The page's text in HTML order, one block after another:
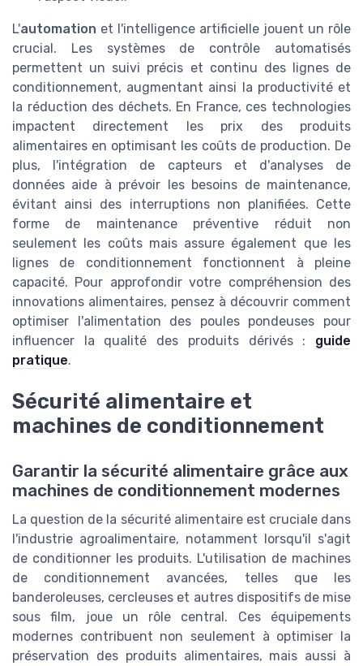
L'automation et l'intelligence artificielle jouent un rôle
crucial. Les systèmes de contrôle automatisés
permettent un suivi précis et continu des lignes de
conditionnement, augmentant ainsi la productivité et
la réduction des déchets. En France, ces technologies
impactent directement les prix des produits
alimentaires en optimisant les coûts de production. De
plus, l'intégration de capteurs et d'analyses de
données aide à prévoir les besoins de maintenance,
évitant ainsi des interruptions non planifiées. Cette
forme de maintenance préventive réduit non
seulement les coûts mais assure également que les
lignes de conditionnement fonctionnent à pleine
capacité. Pour approfondir votre compréhension des
innovations alimentaires, pensez à découvrir comment
optimiser l'alimentation des poules pondeuses pour
influencer la qualité des produits dérivés : guide
pratique.
Sécurité alimentaire et
machines de conditionnement
Garantir la sécurité alimentaire grâce aux
machines de conditionnement modernes
La question de la sécurité alimentaire est cruciale dans
l'industrie agroalimentaire, notamment lorsqu'il s'agit
de conditionner les produits. L'utilisation de machines
de conditionnement avancées, telles que les
banderoleuses, cercleuses et autres dispositifs de mise
sous film, joue un rôle central. Ces équipements
modernes contribuent non seulement à optimiser la
préservation des produits alimentaires, mais aussi à